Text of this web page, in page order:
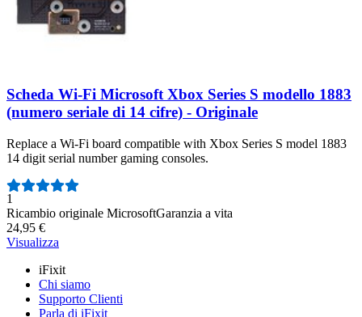
Scheda Wi-Fi Microsoft Xbox Series S modello 1883
(numero seriale di 14 cifre) - Originale
Replace a Wi-Fi board compatible with Xbox Series S model 1883
14 digit serial number gaming consoles.
Numero di recensioni:
1
Ricambio originale MicrosoftGaranzia a vita
24,95 €
Visualizza
iFixit
Chi siamo
Supporto Clienti
Parla di iFixit